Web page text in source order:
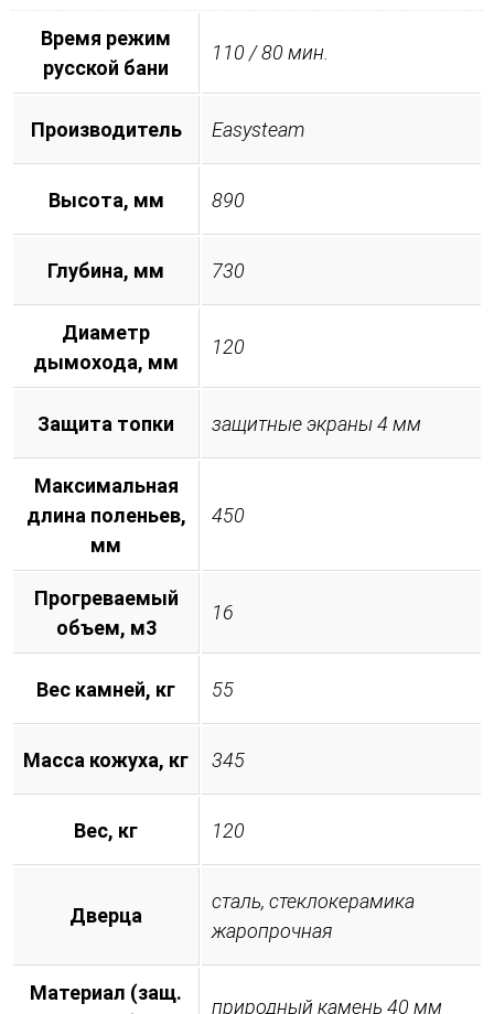
Время режим
русской бани
110 / 80 мин.
Производитель Easysteam
Высота, мм 890
Глубина, мм 730
Диаметр
дымохода, мм
120
Защита топки защитные экраны 4 мм
Максимальная
длина поленьев,
мм
450
Прогреваемый
объем, м3
16
Вес камней, кг 55
Масса кожуха, кг 345
Вес, кг 120
Дверца
сталь, стеклокерамика
жаропрочная
Материал (защ.
природный камень 40 мм